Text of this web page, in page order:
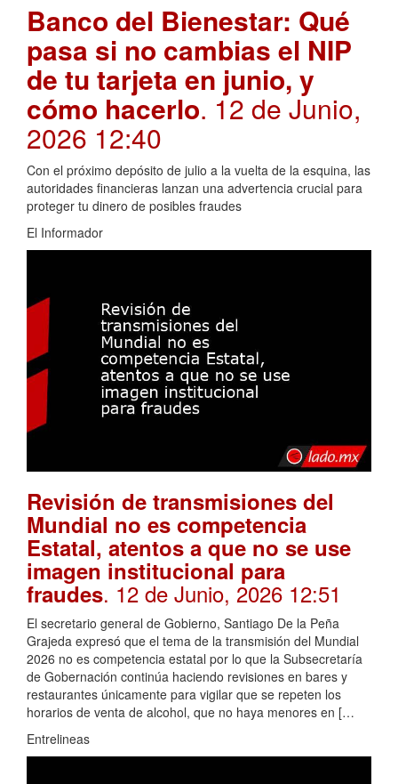
Banco del Bienestar: Qué
pasa si no cambias el NIP
de tu tarjeta en junio, y
cómo hacerlo. 12 de Junio,
2026 12:40
Con el próximo depósito de julio a la vuelta de la esquina, las
autoridades financieras lanzan una advertencia crucial para
proteger tu dinero de posibles fraudes
El Informador
Revisión de transmisiones del
Mundial no es competencia
Estatal, atentos a que no se use
imagen institucional para
fraudes. 12 de Junio, 2026 12:51
El secretario general de Gobierno, Santiago De la Peña
Grajeda expresó que el tema de la transmisión del Mundial
2026 no es competencia estatal por lo que la Subsecretaría
de Gobernación continúa haciendo revisiones en bares y
restaurantes únicamente para vigilar que se repeten los
horarios de venta de alcohol, que no haya menores en […
Entrelineas